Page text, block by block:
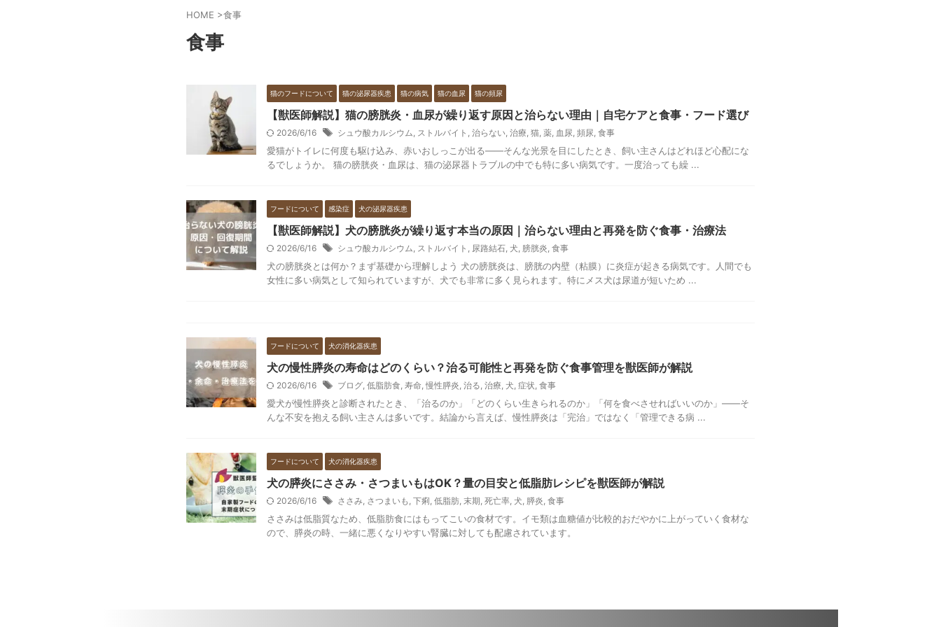
HOME >食事
食事
猫のフードについて 猫の泌尿器疾患 猫の病気 猫の血尿 猫の頻尿
【獣医師解説】猫の膀胱炎・血尿が繰り返す原因と治らない理由｜自宅ケアと食事・フード選び
2026/6/16 シュウ酸カルシウム, ストルバイト , 治らない, 治療, 猫, 薬, 血尿, 頻尿, 食事
愛猫がトイレに何度も駆け込み、赤いおしっこが出る——そんな光景を目にしたとき、飼い主さんはどれほど心配にな
るでしょうか。 猫の膀胱炎・血尿は、猫の泌尿器トラブルの中でも特に多い病気です。一度治っても繰 ...
フードについて 感染症 犬の泌尿器疾患
【獣医師解説】犬の膀胱炎が繰り返す本当の原因｜治らない理由と再発を防ぐ食事・治療法
2026/6/16 シュウ酸カルシウム, ストルバイト , 尿路結石, 犬, 膀胱炎, 食事
犬の膀胱炎とは何か？まず基礎から理解しよう 犬の膀胱炎は、膀胱の内壁（粘膜）に炎症が起きる病気です。人間でも
女性に多い病気として知られていますが、犬でも非常に多く見られます。特にメス犬は尿道が短いため ...
フードについて 犬の消化器疾患
犬の慢性膵炎の寿命はどのくらい？治る可能性と再発を防ぐ食事管理を獣医師が解説
2026/6/16 ブログ, 低脂肪食, 寿命, 慢性膵炎, 治る, 治療, 犬, 症状, 食事
愛犬が慢性膵炎と診断されたとき、「治るのか」「どのくらい生きられるのか」「何を食べさせればいいのか」——そ
んな不安を抱える飼い主さんは多いです。結論から言えば、慢性膵炎は「完治」ではなく「管理できる病 ...
フードについて 犬の消化器疾患
犬の膵炎にささみ・さつまいもはOK？量の目安と低脂肪レシピを獣医師が解説
2026/6/16 ささみ, さつまいも , 下痢, 低脂肪, 末期, 死亡率, 犬, 膵炎, 食事
ささみは低脂質なため、低脂肪食にはもってこいの食材です。イモ類は血糖値が比較的おだやかに上がっていく食材な
ので、膵炎の時、一緒に悪くなりやすい腎臓に対しても配慮されています。